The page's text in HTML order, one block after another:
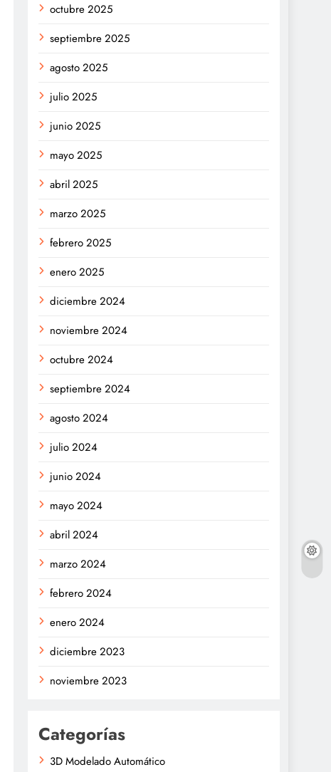
octubre 2025
septiembre 2025
agosto 2025
julio 2025
junio 2025
mayo 2025
abril 2025
marzo 2025
febrero 2025
enero 2025
diciembre 2024
noviembre 2024
octubre 2024
septiembre 2024
agosto 2024
julio 2024
junio 2024
mayo 2024
abril 2024
marzo 2024
febrero 2024
enero 2024
diciembre 2023
noviembre 2023
Categorías
3D Modelado Automático